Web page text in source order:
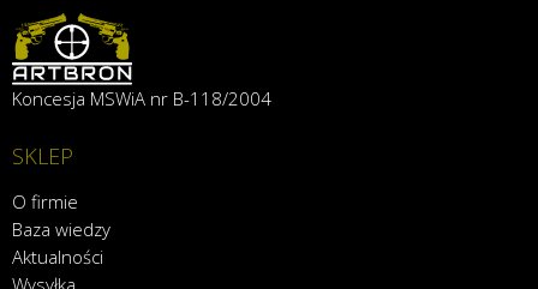
Koncesja MSWiA nr B-118/2004
SKLEP
O firmie
Baza wiedzy
Aktualności
Wysyłka